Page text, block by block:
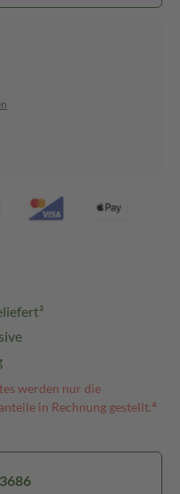
werden nur die
in Rechnung gestellt.⁴